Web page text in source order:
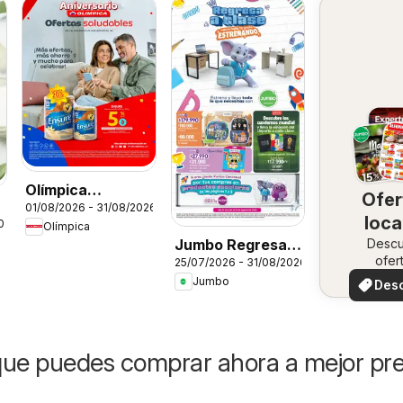
Olímpica
catálogo
01/08/2026 - 31/08/2026
Olímpica
Jumbo Regresa a
clase
25/07/2026 - 31/08/2026
Jumbo
puedes comprar ahora a mejor